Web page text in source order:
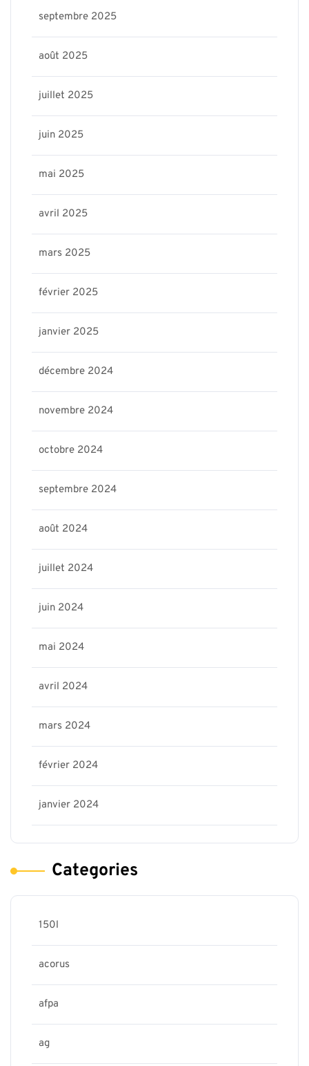
septembre 2025
août 2025
juillet 2025
juin 2025
mai 2025
avril 2025
mars 2025
février 2025
janvier 2025
décembre 2024
novembre 2024
octobre 2024
septembre 2024
août 2024
juillet 2024
juin 2024
mai 2024
avril 2024
mars 2024
février 2024
janvier 2024
Categories
150l
acorus
afpa
ag